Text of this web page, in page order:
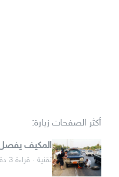
أكثر الصفحات زيارة:
المكيف يفصل
تقنية · قراءة 3 دقائق